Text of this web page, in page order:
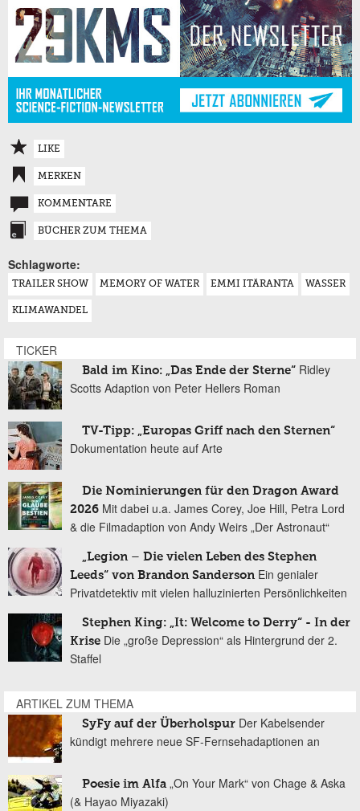
LIKE
MERKEN
KOMMENTARE
BÜCHER ZUM THEMA
Schlagworte:
TRAILER SHOW MEMORY OF WATER EMMI ITÄRANTA WASSER
KLIMAWANDEL
TICKER
Bald im Kino: „Das Ende der Sterne“ Ridley
Scotts Adaption von Peter Hellers Roman
TV-Tipp: „Europas Griff nach den Sternen“
Dokumentation heute auf Arte
Die Nominierungen für den Dragon Award
2026 Mit dabei u.a. James Corey, Joe Hill, Petra Lord
& die Filmadaption von Andy Weirs „Der Astronaut“
„Legion – Die vielen Leben des Stephen
Leeds“ von Brandon Sanderson Ein genialer
Privatdetektiv mit vielen halluzinierten Persönlichkeiten
Stephen King: „It: Welcome to Derry“ - In der
Krise Die „große Depression“ als Hintergrund der 2.
Staffel
ARTIKEL ZUM THEMA
SyFy auf der Überholspur Der Kabelsender
kündigt mehrere neue SF-Fernsehadaptionen an
Poesie im Alfa „On Your Mark“ von Chage & Aska
(& Hayao Miyazaki)